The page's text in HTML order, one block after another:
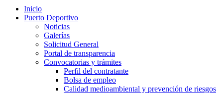
Inicio
Puerto Deportivo
Noticias
Galerías
Solicitud General
Portal de transparencia
Convocatorias y trámites
Perfil del contratante
Bolsa de empleo
Calidad medioambiental y prevención de riesgos